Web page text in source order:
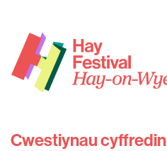
Cwestiynau cyffredin